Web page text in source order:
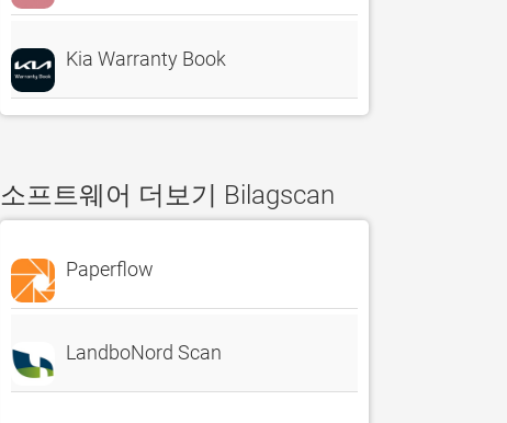
Kia Warranty Book
소프트웨어 더보기 Bilagscan
Paperflow
LandboNord Scan